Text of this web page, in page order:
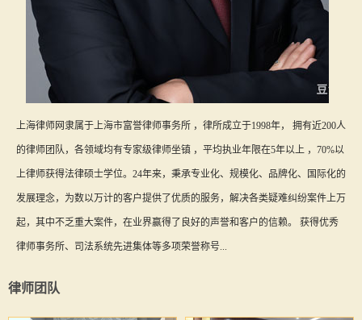
上海律师网隶属于上海市富誉律师事务所 ，律所成立于1998年， 拥有近200人
的律师团队，各领域均有专家级律师坐镇 ，平均执业年限在5年以上 ，70%以
上律师获得法律硕士学位。24年来，秉承专业化、规模化、品牌化、国际化的
发展理念，为数以万计的客户提供了优质的服务，解决各类疑难纠纷案件上万
起，其中不乏重大案件，在业界赢得了良好的声誉和客户的信赖。 获得优秀
律师事务所、司法系统先进集体等多项荣誉称号...
律师团队